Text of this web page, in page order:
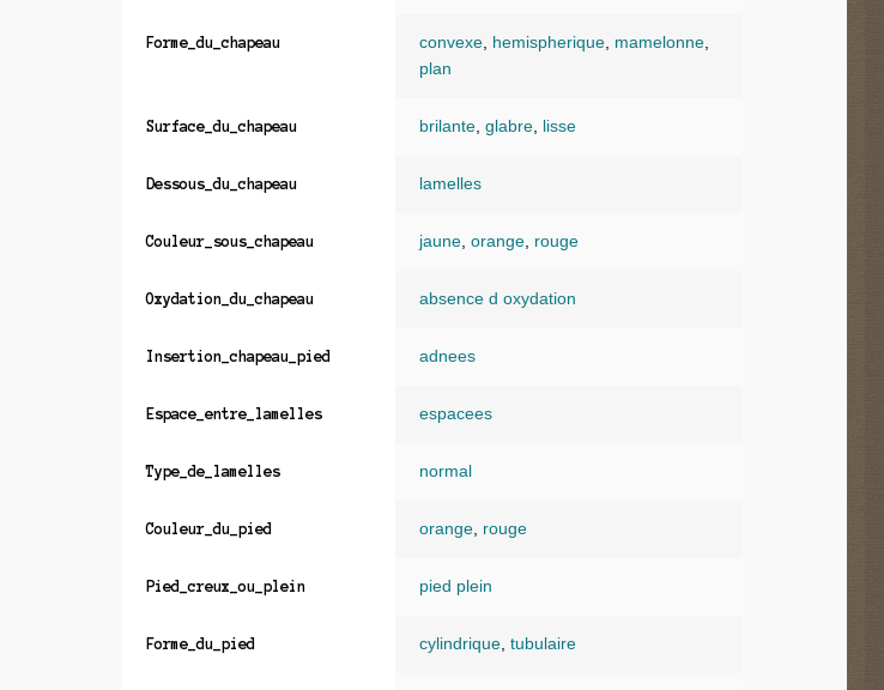
Forme_du_chapeau convexe, hemispherique, mamelonne,
plan
Surface_du_chapeau brilante, glabre, lisse
Dessous_du_chapeau lamelles
Couleur_sous_chapeau jaune, orange, rouge
Oxydation_du_chapeau absence d oxydation
Insertion_chapeau_pied adnees
Espace_entre_lamelles espacees
Type_de_lamelles normal
Couleur_du_pied orange, rouge
Pied_creux_ou_plein pied plein
Forme_du_pied cylindrique, tubulaire